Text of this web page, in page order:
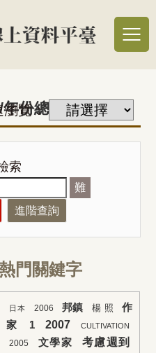
/年份總覽
瀏覽：
索
難
進階查詢
門關鍵字
日本 2006 邦鎮 楊 照
作
家
1 2007 CULTIVATION
2005 文學家 考慮週到